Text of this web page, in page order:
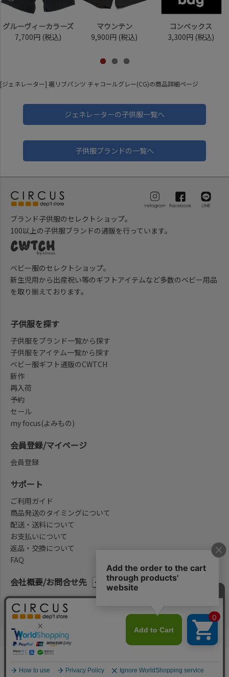
グルーヴィーカラーズ
7,700円 (税込)
マウンテン
9,900円 (税込)
コンベックス
3,300円 (税込)
[ジェネレーター] 裾リブパンツ チャコールグレー(CG)の商品詳細ページ
ジェネレーターの子供服一覧へ
子供服ブランドの一覧へ
ブランド子供服のセレクトショップ。
100以上の子供服ブランドの通販を行っています。
ベビー服のセレクトショップ。
新生児用から出産祝い等のギフトアイテムなど多数のベビー用品
を取り揃えております。
会社概要/お問合せ先
子供服を探す
子供服をブランド一覧から探す
子供服をアイテム一覧から探す
ベビー服ギフト通販のCWTCH
新作
再入荷
予約
セール
my focus(よみもの)
会員登録/マイページ
会員登録
サポート
ご利用ガイド
商品発送のタイミングについて
配送・送料について
お支払いについて
返品・交換について
FAQ
法律に基づく表示 プライバシーポリシー
©2004-2026 子供服・キッズ服の通販Circus All Rights reserved.
何かお探しですか？